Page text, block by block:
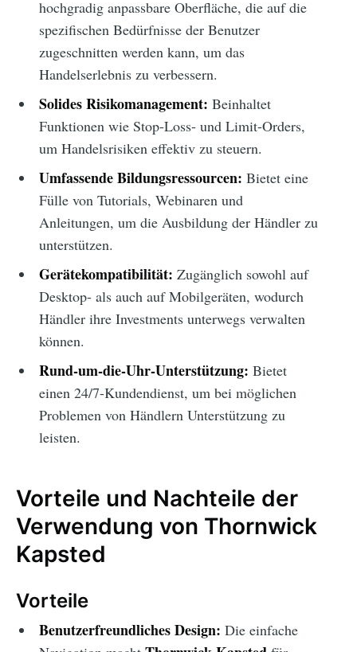
hochgradig anpassbare Oberfläche, die auf die
spezifischen Bedürfnisse der Benutzer
zugeschnitten werden kann, um das
Handelserlebnis zu verbessern.
Solides Risikomanagement: Beinhaltet
Funktionen wie Stop-Loss- und Limit-Orders,
um Handelsrisiken effektiv zu steuern.
Umfassende Bildungsressourcen: Bietet eine
Fülle von Tutorials, Webinaren und
Anleitungen, um die Ausbildung der Händler zu
unterstützen.
Gerätekompatibilität: Zugänglich sowohl auf
Desktop- als auch auf Mobilgeräten, wodurch
Händler ihre Investments unterwegs verwalten
können.
Rund-um-die-Uhr-Unterstützung: Bietet
einen 24/7-Kundendienst, um bei möglichen
Problemen von Händlern Unterstützung zu
leisten.
Vorteile und Nachteile der
Verwendung von Thornwick
Kapsted
Vorteile
Benutzerfreundliches Design: Die einfache